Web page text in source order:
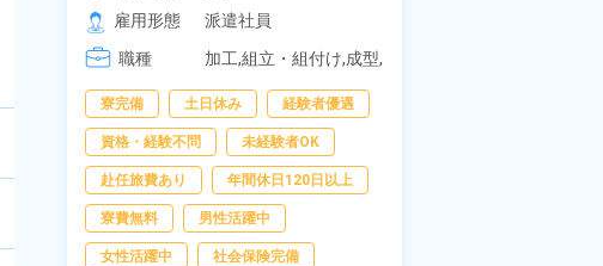
休み！特別賞与90万円支給！《福
岡県京都郡苅田町》
[2] 20:00～05:00
[3] 06:30～15:00
[4] 14:30～23:00
雇用形態
派遣社員
職種
加工,組立・組付け,成型,
オペレーター,部品供
給・充填・運搬,検査,物
流・配送
寮完備 土日休み 経験者優遇
資格・経験不問 未経験者OK
赴任旅費あり 年間休日120日以上
寮費無料 男性活躍中
女性活躍中 社会保険完備